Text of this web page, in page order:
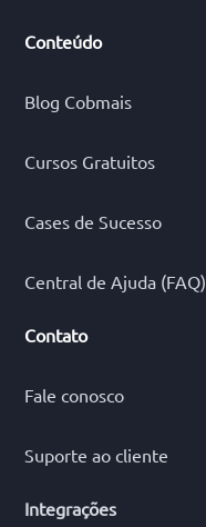
Conteúdo
Blog Cobmais
Cursos Gratuitos
Cases de Sucesso
Central de Ajuda (FAQ)
Contato
Fale conosco
Suporte ao cliente
Integrações